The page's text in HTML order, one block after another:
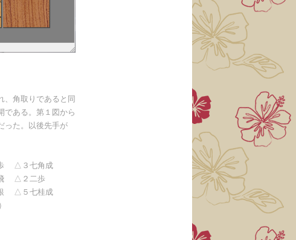
角取りであると同
である。第１図から
った。以後先手が
△３七角成
△２二歩
△５七桂成